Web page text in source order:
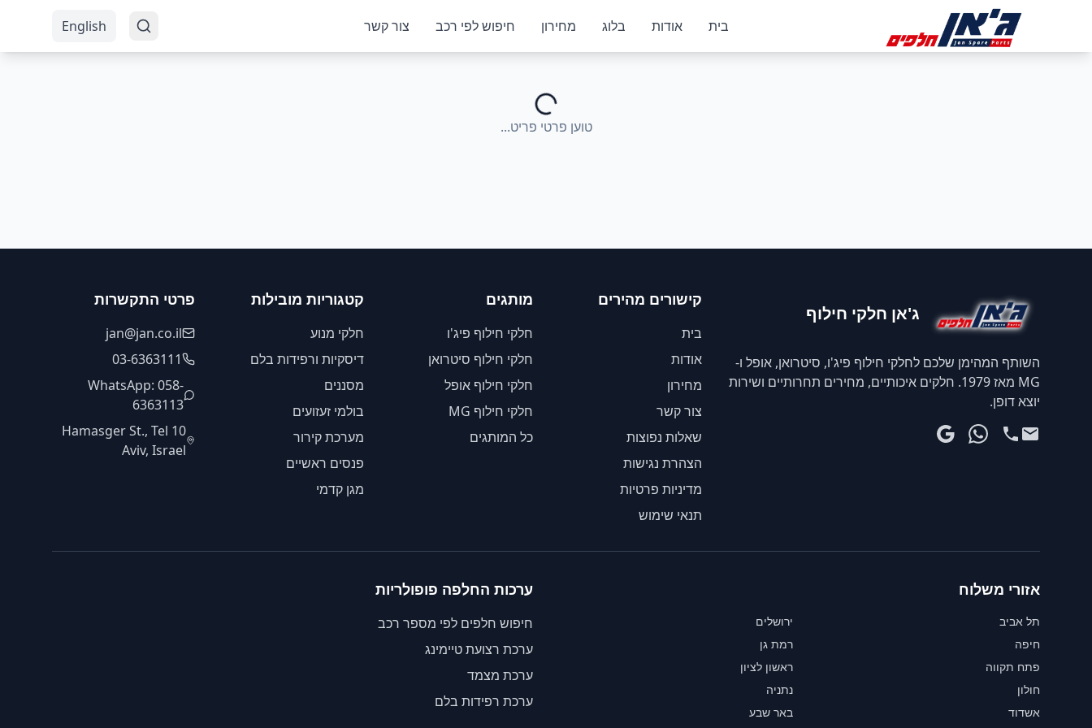
בית
אודות בלוג מחירון חיפוש לפי רכב צור קשר English
טוען פרטי פריט...
ג'אן חלקי חילוף
השותף המהימן שלכם לחלקי חילוף פיג'ו, סיטרואן, אופל ו-
MG מאז 1979. חלקים איכותיים, מחירים תחרותיים ושירות
יוצא דופן.
קישורים מהירים
בית
אודות
מחירון
צור קשר
שאלות נפוצות
הצהרת נגישות
מדיניות פרטיות
תנאי שימוש
מותגים
חלקי חילוף פיג'ו
חלקי חילוף סיטרואן
חלקי חילוף אופל
חלקי חילוף MG
כל המותגים
קטגוריות מובילות
חלקי מנוע
דיסקיות ורפידות בלם
מסננים
בולמי זעזועים
מערכת קירור
פנסים ראשיים
מגן קדמי
פרטי התקשרות
jan@jan.co.il
03-6363111
WhatsApp: 058-
6363113
10 Hamasger St., Tel
Aviv, Israel
אזורי משלוח
תל אביב
ירושלים
חיפה
רמת גן
פתח תקווה
ראשון לציון
חולון
נתניה
אשדוד
באר שבע
ערכות החלפה פופולריות
חיפוש חלפים לפי מספר רכב
ערכת רצועת טיימינג
ערכת מצמד
ערכת רפידות בלם